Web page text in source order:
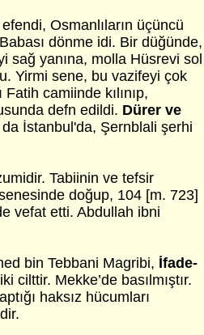
Osmanlıların üçüncü
dönme idi. Bir düğünde,
sağ yanına, molla Hüsrevi sol
Yirmi sene, bu vazifeyi çok
camiinde kılınıp,
defn edildi. Dürer ve
da İstanbul'da, Şernblali şerhi
Tabiinin ve tefsir
doğup, 104 [m. 723]
vefat etti. Abdullah ibni
bin Tebbani Magribi, İfade-
cilttir. Mekke’de basılmıştır.
haksız hücumları